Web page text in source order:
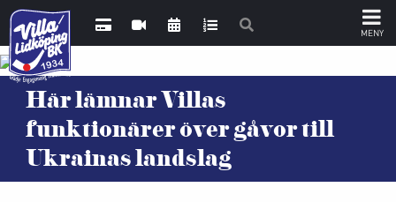
Här lämnar Villas
funktionärer över gåvor till
Ukrainas landslag